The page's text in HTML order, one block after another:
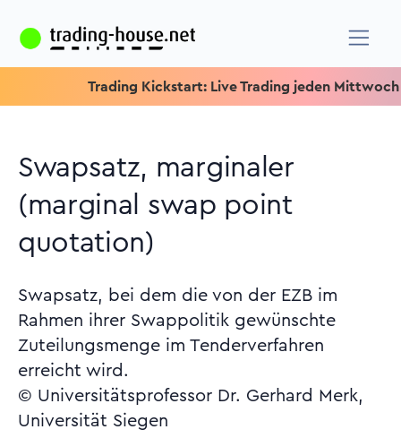
Trading Kickstart: Live Trading jeden Mittwoch um
Swapsatz, marginaler
(marginal swap point
quotation)
Swapsatz, bei dem die von der EZB im
Rahmen ihrer Swappolitik gewünschte
Zuteilungsmenge im Tenderverfahren
erreicht wird.
© Universitätsprofessor Dr. Gerhard Merk,
Universität Siegen